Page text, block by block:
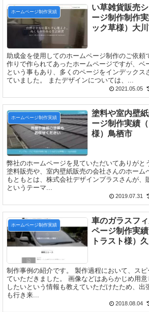
ホームページ制作実績
い草雑貨販売
ージ制作制作
ック草様）大
助成金を使用してのホームページ制作のご依頼
作りで作られてあったホームページですが、ベ
という事もあり、多くのページをインデックス
ていました。 またデザインについては、...
2021.05.05
ホームページ制作実績
塗料や室内壁
ージ制作実績
様）鳥栖市
弊社のホームページを見ていただいてありがと
塗料販売や、室内壁紙販売の会社さんのホーム
もともとは、株式会社デザインプラスさんが、
というテーマ...
2019.07.31
ホームページ制作実績
車のガラスフ
ページ制作実
トラスト様）
制作事例の紹介です。 製作過程において、ス
ていただきました。 画像などはあらかじめ用
したいという情報も教えていただけたため、出
も行き来...
2018.08.04